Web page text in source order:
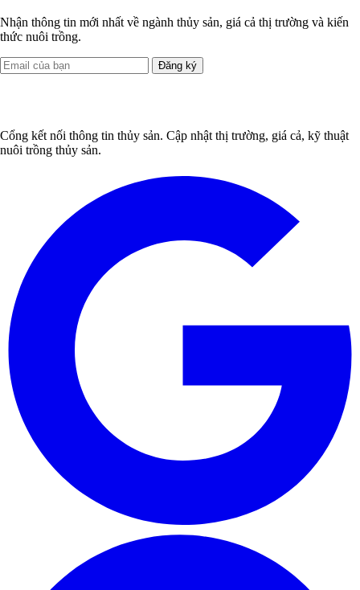
Nhận thông tin mới nhất về ngành thủy sản, giá cả thị trường và kiến
thức nuôi trồng.
Đăng ký
Cổng kết nối thông tin thủy sản. Cập nhật thị trường, giá cả, kỹ thuật
nuôi trồng thủy sản.